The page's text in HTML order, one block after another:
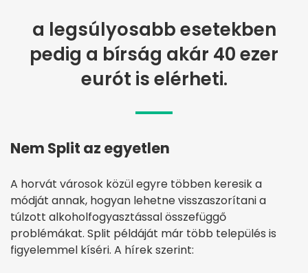
a legsúlyosabb esetekben
pedig a bírság akár 40 ezer
eurót is elérheti.
Nem Split az egyetlen
A horvát városok közül egyre többen keresik a
módját annak, hogyan lehetne visszaszorítani a
túlzott alkoholfogyasztással összefüggő
problémákat. Split példáját már több település is
figyelemmel kíséri. A hírek szerint: